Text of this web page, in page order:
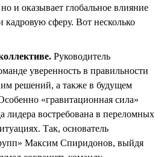
и оказывает глобальное влияние
сферу. Вот несколько
Руководитель
уверенность в правильности
решений, а также в будущем
«гравитационная сила»
лидера востребована в переломных
Так, основатель
Максим Спиридонов, выйдя